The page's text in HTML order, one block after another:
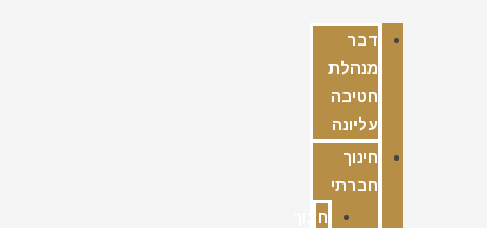
דבר
מנהלת
חטיבה
עליונה
חינוך
חברתי
חינוך